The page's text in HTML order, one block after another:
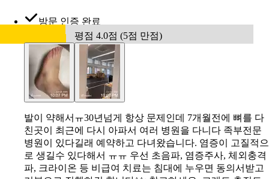
방문 인증 완료
평점 4.0점 (5점 만점)
발이 약해서ㅠ30년넘게 항상 문제인데 7개월전에 뼈를 다
친곳이 최근에 다시 아파서 여러 병원을 다니다 족부전문
병원이 있다길래 예약하고 다녀왔습니다. 염증이 고질적으
로 생길수 있다해서 ㅠㅠ 우선 초음파, 염증주사, 체외충격
파, 크라이온 등 비급여 치료는 침대에 누우면 동의서받고